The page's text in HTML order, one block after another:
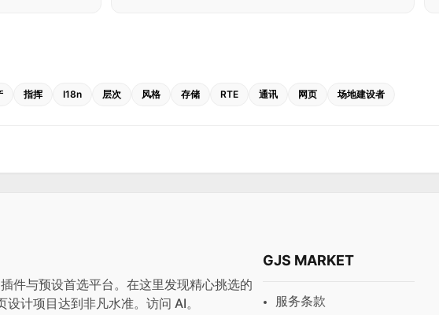
指挥 I18n 层次 风格 存储 RTE 通讯 网页 场地建设者
与预设首选平台。在这里发现精心挑选的
设计项目达到非凡水准。访问 AI。
GJS MARKET
服务条款